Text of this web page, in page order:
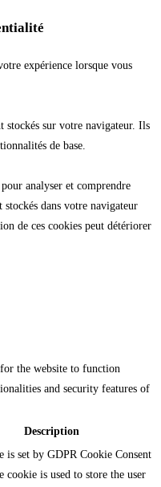
expérience lorsque vous
stockés sur votre navigateur. Ils
de base.
analyser et comprendre
dans votre navigateur
de ces cookies peut détériorer
the website to function
and security features of
Description
is set by GDPR Cookie Consent
cookie is used to store the user